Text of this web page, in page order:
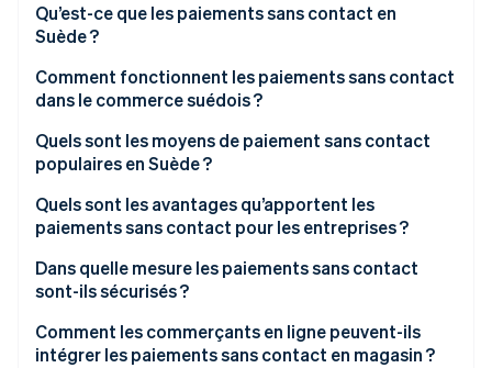
Qu’est-ce que les paiements sans contact en
Suède ?
Comment fonctionnent les paiements sans contact
dans le commerce suédois ?
Quels sont les moyens de paiement sans contact
populaires en Suède ?
Carte bancaire sans contact
Wallets
Swish
Quels sont les avantages qu’apportent les
paiements sans contact pour les entreprises ?
Vitesse et débit
Moins de manipulation de fonds, moins de risques
Dans quelle mesure les paiements sans contact
sont-ils sécurisés ?
Comment les commerçants en ligne peuvent-ils
intégrer les paiements sans contact en magasin ?